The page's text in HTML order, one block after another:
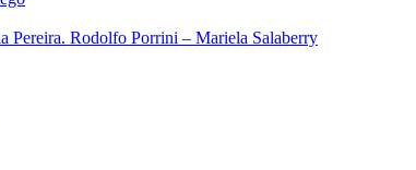
Pereira. Rodolfo Porrini – Mariela Salaberry